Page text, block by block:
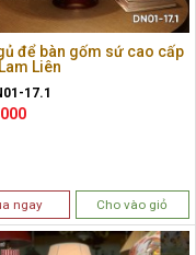
để bàn gốm sứ cao cấp
Liên
17.1
ngay Cho vào giỏ